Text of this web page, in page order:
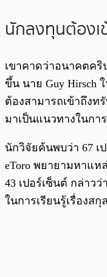
นักลงทุนต้องเ
เขาคาดว่าอนาคตคริ
ขึ้น นาย Guy Hirsch
ต้องสามารถเข้าถึงท
มาเป็นแนวทางในก
นักวิจัยค้นพบว่า 67 เ
eToro พยายามหาแห
43 เปอร์เซ็นต์ กล่าว
ในการเรียนรู้เรื่องสกุ